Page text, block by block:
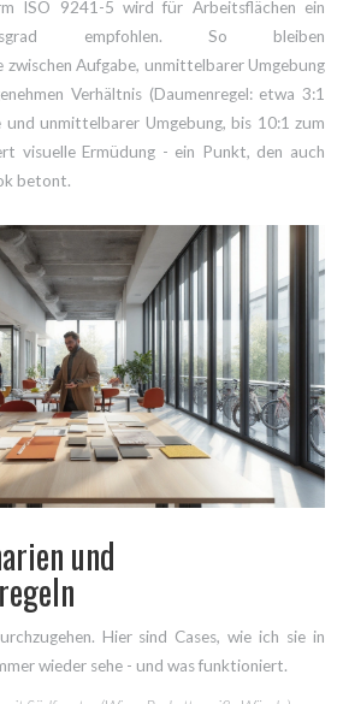
ISO 9241-5 wird für Arbeitsflächen ein
empfohlen. So bleiben
Aufgabe, unmittelbarer Umgebung
Verhältnis (Daumenregel: etwa 3:1
und unmittelbarer Umgebung, bis 10:1 zum
visuelle Ermüdung - ein Punkt, den auch
betont.
und
Hier sind Cases, wie ich sie in
wieder sehe - und was funktioniert.